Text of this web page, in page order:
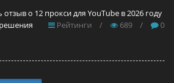
о 12 прокси для YouTube в 2026 году
Рейтинги / 689 / 0